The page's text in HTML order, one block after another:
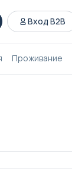
Вход B2B
Проживание